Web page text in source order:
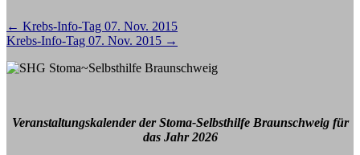
Beitragsnavigation
← Krebs-Info-Tag 07. Nov. 2015
Krebs-Info-Tag 07. Nov. 2015 →
Veranstaltungskalender der Stoma-Selbsthilfe Braunschweig für
das Jahr 2026